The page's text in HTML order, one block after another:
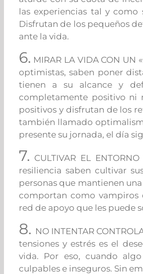
las experiencias tal y como
Disfrutan de los pequeños
ante la vida.
6. MIRAR LA VIDA CON UN
optimistas, saben poner
tienen a su alcance y
completamente positivo ni
positivos y disfrutan de los
también llamado
presente su jornada, el día
7. CULTIVAR EL
resiliencia saben cultivar
personas que mantienen
comportan como vampiros
red de apoyo que les puede
8. NO INTENTAR
tensiones y estrés es el
vida. Por eso, cuando
culpables e inseguros. Sin